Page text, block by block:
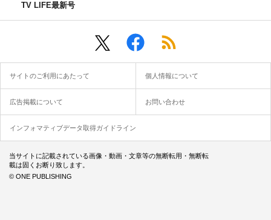
TV LIFE最新号
サイトのご利用にあたって 個人情報について
広告掲載について お問い合わせ
インフォマティブデータ取得ガイドライン
当サイトに記載されている画像・動画・文章等の無断転用・無断転
載は固くお断り致します。
© ONE PUBLISHING